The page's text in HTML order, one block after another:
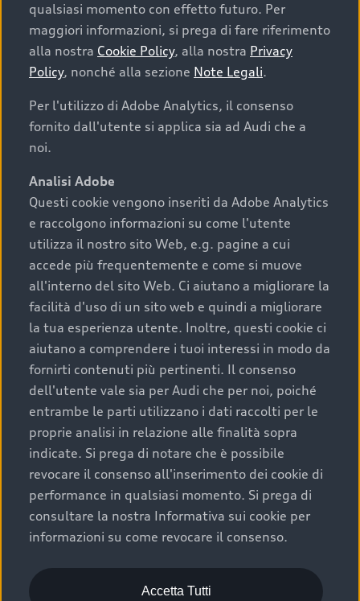
Cosa sapere prima di
acquistare la tua prossima
auto
I requisiti fondamentali da considerare prima di
acquistare un’auto usata, oltre al prezzo e all'aspetto,
chilometraggio: un valore contenuto corrisponde a
uno stato migliore del veicolo e a una maggiore
durata nel tempo;
cronologia dei tagliandi: una documentazione
completa della vettura certifica una manutenzione
costante e accurata;
condizioni della carrozzeria e degli interni: una
buona conservazione evidenzia cura e attenzione del
precedente proprietario;
efficienza meccanica: motore, trasmissione e
componenti principali in ottimo stato garantiscono
prestazioni affidabili e sicure.
Acquistare un’auto usata in una Concessionaria ufficiale
Audi che offre l’usato garantito tramite Audi Prima
Scelta :plus, significa affidarsi ad un prodotto che viene
sottoposto a 110 controlli approfonditi e coperto da
garanzia fino a 4 anni per una maggiore tutela del tuo
acquisto.
qualsiasi momento con effetto futuro. Per
maggiori informazioni, si prega di fare riferimento
alla nostra Cookie Policy, alla nostra Privacy
Policy, nonché alla sezione Note Legali.
Per l'utilizzo di Adobe Analytics, il consenso
fornito dall'utente si applica sia ad Audi che a
noi.
Analisi Adobe
Questi cookie vengono inseriti da Adobe Analytics
e raccolgono informazioni su come l'utente
utilizza il nostro sito Web, e.g. pagine a cui
accede più frequentemente e come si muove
all'interno del sito Web. Ci aiutano a migliorare la
facilità d'uso di un sito web e quindi a migliorare
la tua esperienza utente. Inoltre, questi cookie ci
aiutano a comprendere i tuoi interessi in modo da
fornirti contenuti più pertinenti. Il consenso
dell'utente vale sia per Audi che per noi, poiché
entrambe le parti utilizzano i dati raccolti per le
proprie analisi in relazione alle finalità sopra
indicate. Si prega di notare che è possibile
revocare il consenso all'inserimento dei cookie di
performance in qualsiasi momento. Si prega di
consultare la nostra Informativa sui cookie per
informazioni su come revocare il consenso.
Accetta Tutti